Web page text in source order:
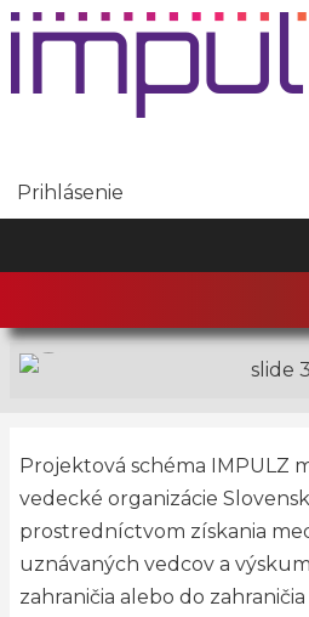
Skočiť
POUŽÍVATEĽSKÉ
Prihlásenie
NAVIGATION
Premietanie
Slide 1 of 3
Image
Previous Slide
Projektová schéma IMPULZ
vedecké organizácie
prostredníctvom získania
uznávaných vedcov a
zahraničia alebo do